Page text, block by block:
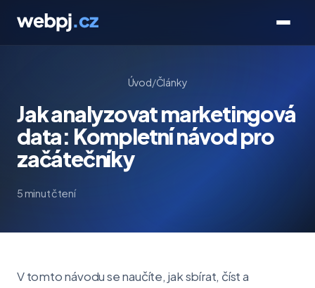
Úvod/Články
Jak analyzovat marketingová
data: Kompletní návod pro
začátečníky
5 minut čtení
V tomto návodu se naučíte, jak sbírat, číst a